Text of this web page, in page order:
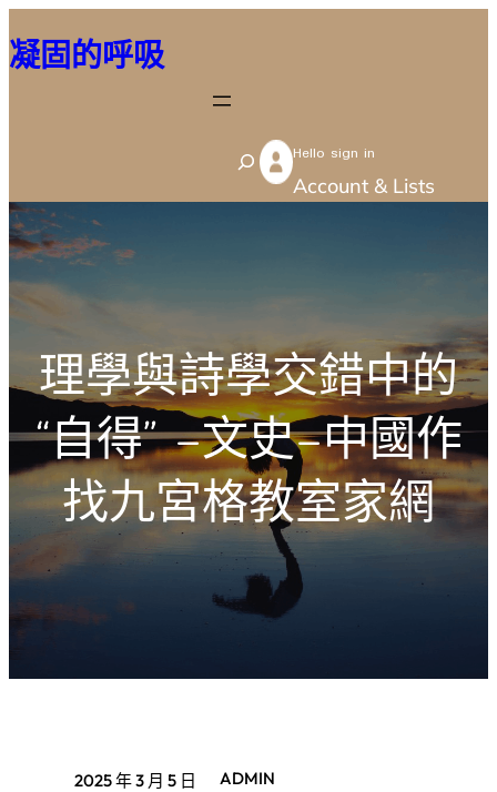
至
容
凝固的呼吸
S
e
Hello sign in
Account & Lists
理學與詩學交錯中的
“自得” –文史–中國作
找九宮格教室家網
2025 年 3 月 5 日 ADMIN